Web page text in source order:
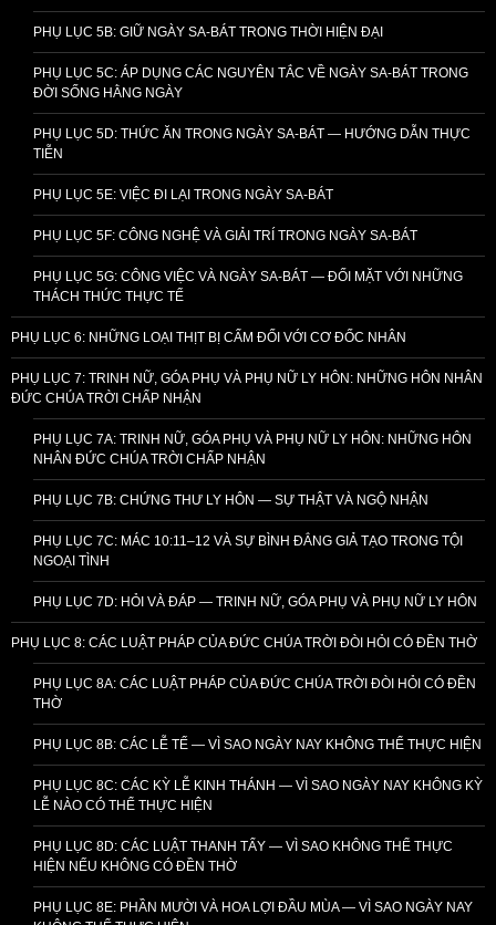
PHỤ LỤC 5B: GIỮ NGÀY SA-BÁT TRONG THỜI HIỆN ĐẠI
PHỤ LỤC 5C: ÁP DỤNG CÁC NGUYÊN TẮC VỀ NGÀY SA-BÁT TRONG
ĐỜI SỐNG HẰNG NGÀY
PHỤ LỤC 5D: THỨC ĂN TRONG NGÀY SA-BÁT — HƯỚNG DẪN THỰC
TIỄN
PHỤ LỤC 5E: VIỆC ĐI LẠI TRONG NGÀY SA-BÁT
PHỤ LỤC 5F: CÔNG NGHỆ VÀ GIẢI TRÍ TRONG NGÀY SA-BÁT
PHỤ LỤC 5G: CÔNG VIỆC VÀ NGÀY SA-BÁT — ĐỐI MẶT VỚI NHỮNG
THÁCH THỨC THỰC TẾ
PHỤ LỤC 6: NHỮNG LOẠI THỊT BỊ CẤM ĐỐI VỚI CƠ ĐỐC NHÂN
PHỤ LỤC 7: TRINH NỮ, GÓA PHỤ VÀ PHỤ NỮ LY HÔN: NHỮNG HÔN NHÂN
ĐỨC CHÚA TRỜI CHẤP NHẬN
PHỤ LỤC 7A: TRINH NỮ, GÓA PHỤ VÀ PHỤ NỮ LY HÔN: NHỮNG HÔN
NHÂN ĐỨC CHÚA TRỜI CHẤP NHẬN
PHỤ LỤC 7B: CHỨNG THƯ LY HÔN — SỰ THẬT VÀ NGỘ NHẬN
PHỤ LỤC 7C: MÁC 10:11–12 VÀ SỰ BÌNH ĐẲNG GIẢ TẠO TRONG TỘI
NGOẠI TÌNH
PHỤ LỤC 7D: HỎI VÀ ĐÁP — TRINH NỮ, GÓA PHỤ VÀ PHỤ NỮ LY HÔN
PHỤ LỤC 8: CÁC LUẬT PHÁP CỦA ĐỨC CHÚA TRỜI ĐÒI HỎI CÓ ĐỀN THỜ
PHỤ LỤC 8A: CÁC LUẬT PHÁP CỦA ĐỨC CHÚA TRỜI ĐÒI HỎI CÓ ĐỀN
THỜ
PHỤ LỤC 8B: CÁC LỄ TẾ — VÌ SAO NGÀY NAY KHÔNG THỂ THỰC HIỆN
PHỤ LỤC 8C: CÁC KỲ LỄ KINH THÁNH — VÌ SAO NGÀY NAY KHÔNG KỲ
LỄ NÀO CÓ THỂ THỰC HIỆN
PHỤ LỤC 8D: CÁC LUẬT THANH TẨY — VÌ SAO KHÔNG THỂ THỰC
HIỆN NẾU KHÔNG CÓ ĐỀN THỜ
PHỤ LỤC 8E: PHẦN MƯỜI VÀ HOA LỢI ĐẦU MÙA — VÌ SAO NGÀY NAY